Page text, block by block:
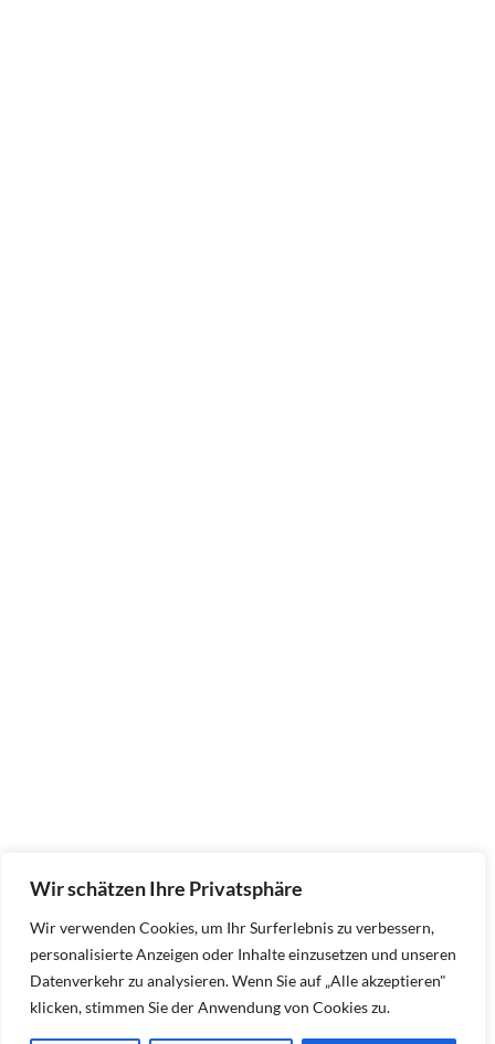
Wir schätzen Ihre Privatsphäre
Wir verwenden Cookies, um Ihr Surferlebnis zu verbessern,
personalisierte Anzeigen oder Inhalte einzusetzen und unseren
Datenverkehr zu analysieren. Wenn Sie auf „Alle akzeptieren"
klicken, stimmen Sie der Anwendung von Cookies zu.